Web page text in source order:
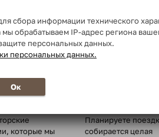
которые мы
Планируете
собирается целая
сбора информации технического
обрабатываем IP-адрес региона
персональных данных.
персональных данных.
Ок